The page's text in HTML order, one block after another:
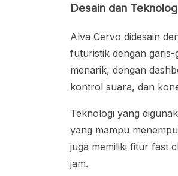
Desain dan
Alva Cervo didesain
futuristik dengan garis-
menarik, dengan
kontrol suara, dan
Teknologi yang
yang mampu
juga memiliki fitur fast
jam.